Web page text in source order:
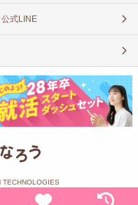
公式LINE